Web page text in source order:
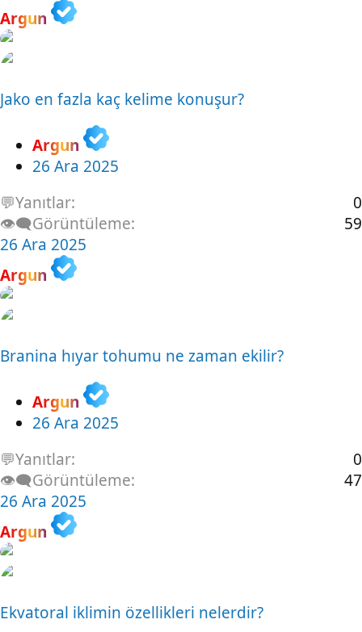
Argun
Jako en fazla kaç kelime konuşur?
Argun
26 Ara 2025
💬Yanıtlar
0
👁️‍🗨️Görüntüleme
59
26 Ara 2025
Argun
Branina hıyar tohumu ne zaman ekilir?
Argun
26 Ara 2025
💬Yanıtlar
0
👁️‍🗨️Görüntüleme
47
26 Ara 2025
Argun
Ekvatoral iklimin özellikleri nelerdir?